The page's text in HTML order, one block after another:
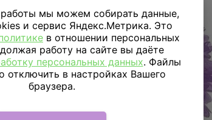
мы можем собирать данные,
и сервис Яндекс.Метрика. Это
в отношении персональных
работу на сайте вы даёте
персональных данных. Файлы
отключить в настройках Вашего
браузера.